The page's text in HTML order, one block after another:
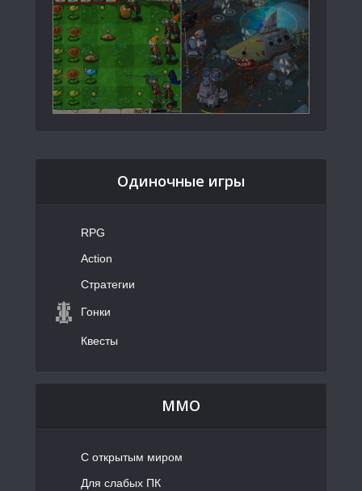
Одиночные игры
RPG
Action
Стратегии
Гонки
Квесты
MMO
С открытым миром
Для слабых ПК